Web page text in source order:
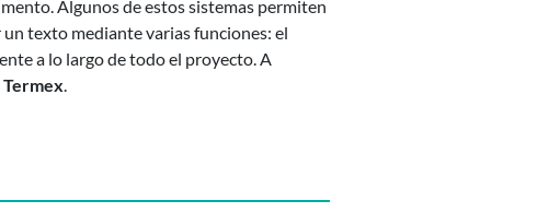
Algunos de estos sistemas permiten
texto mediante varias funciones: el
a lo largo de todo el proyecto. A
Termex